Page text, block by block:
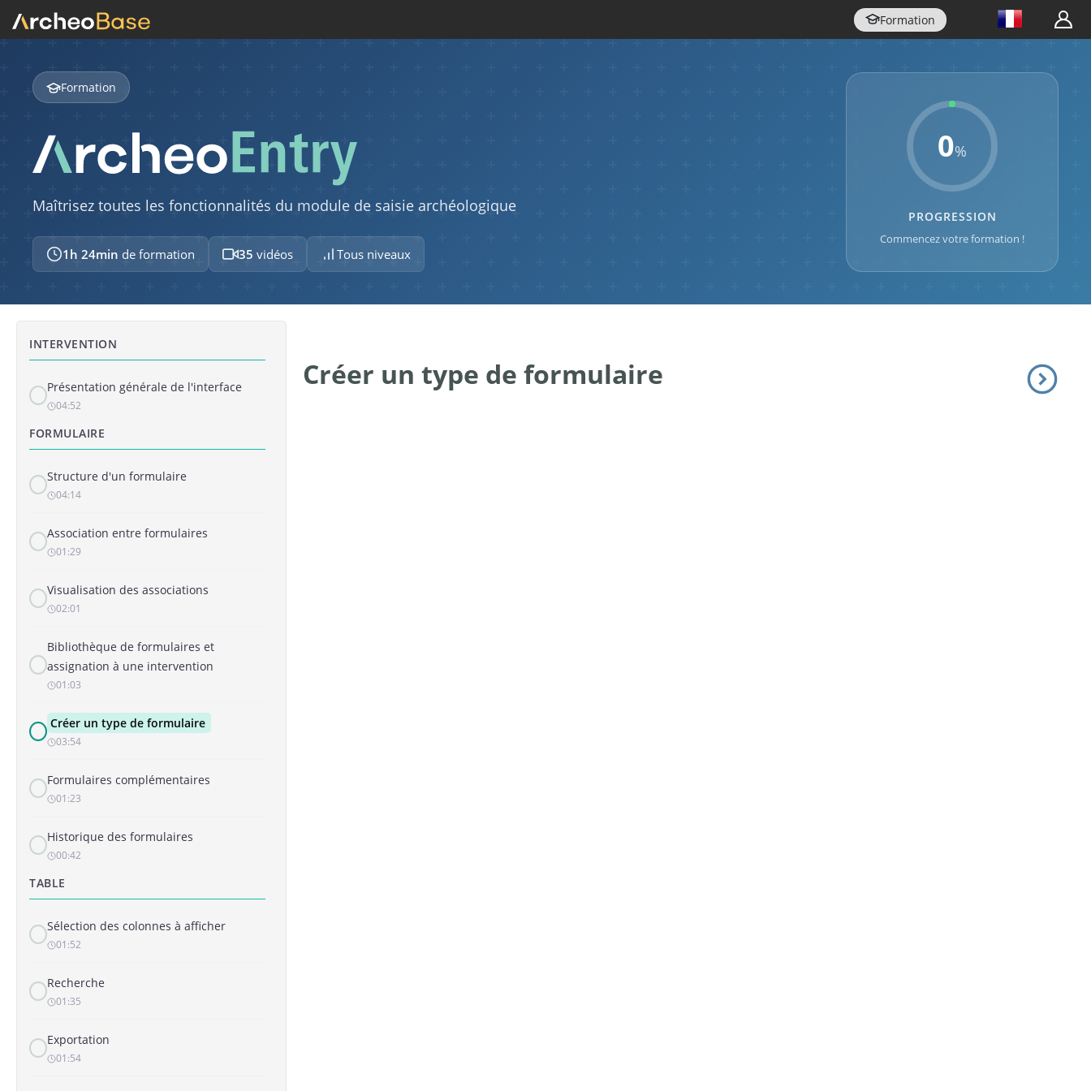
Formation
Formation
Maîtrisez toutes les fonctionnalités du module de saisie archéologique
1h 24min de formation 35 vidéos Tous niveaux
0%
PROGRESSION
Commencez votre formation !
INTERVENTION
Présentation générale de l'interface
04:52
FORMULAIRE
Structure d'un formulaire
04:14
Association entre formulaires
01:29
Visualisation des associations
02:01
Bibliothèque de formulaires et
assignation à une intervention
01:03
Créer un type de formulaire
03:54
Formulaires complémentaires
01:23
Historique des formulaires
00:42
TABLE
Sélection des colonnes à afficher
01:52
Recherche
01:35
Exportation
01:54
Créer un type de formulaire